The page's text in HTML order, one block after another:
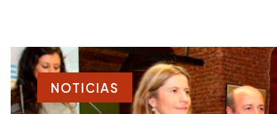
NOTICIAS